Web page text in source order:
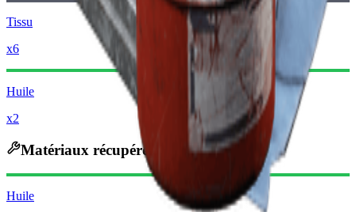
Tissu
x6
Huile
x2
Matériaux récupérés
Huile